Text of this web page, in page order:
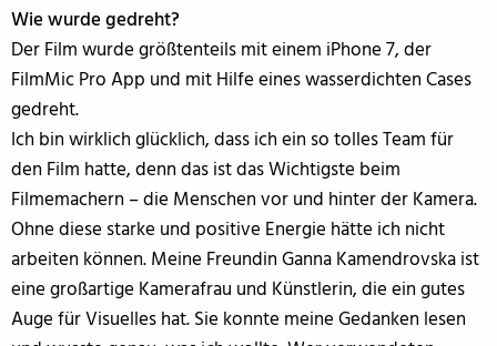
Wie wurde gedreht?
Der Film wurde größtenteils mit einem iPhone 7, der
FilmMic Pro App und mit Hilfe eines wasserdichten Cases
gedreht.
Ich bin wirklich glücklich, dass ich ein so tolles Team für
den Film hatte, denn das ist das Wichtigste beim
Filmemachern – die Menschen vor und hinter der Kamera.
Ohne diese starke und positive Energie hätte ich nicht
arbeiten können. Meine Freundin Ganna Kamendrovska ist
eine großartige Kamerafrau und Künstlerin, die ein gutes
Auge für Visuelles hat. Sie konnte meine Gedanken lesen